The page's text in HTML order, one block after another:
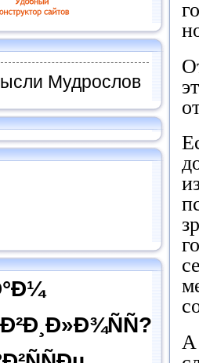
Мудрослов
А